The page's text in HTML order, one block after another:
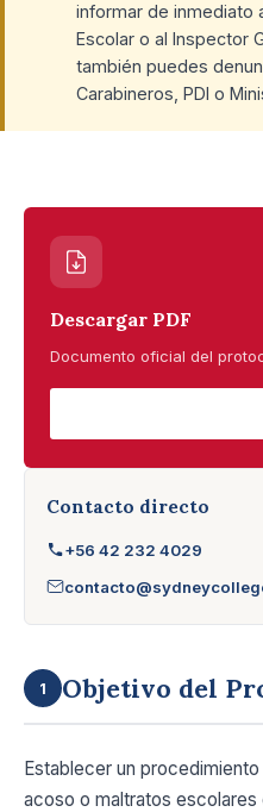
informar de inmediato
Escolar o al Inspector
también puedes
Carabineros, PDI o
1 Objetivo del
Establecer un
acoso o maltratos
Descargar PDF
Documento oficial del
Contacto directo
+56 42 232 4029